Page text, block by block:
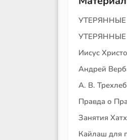
УТЕРЯННЫЕ
УТЕРЯННЫЕ
Иисус
Андрей
А. В.
Правда о
Занятия
Кайлаш для